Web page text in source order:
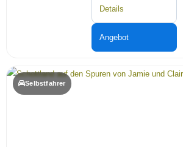
Details
Angebot
Selbstfahrer